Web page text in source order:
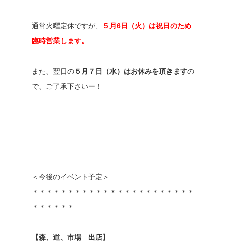
通常火曜定休ですが、
５月6日（火）は祝日のため
臨時営業します。
また、翌日の５月７日（水）はお休みを頂きますの
で、ご了承下さいー！
＜今後のイベント予定＞
＊＊＊＊＊＊＊＊＊＊＊＊＊＊＊＊＊＊＊＊＊＊＊
＊＊＊＊＊＊
【森、道、市場 出店】